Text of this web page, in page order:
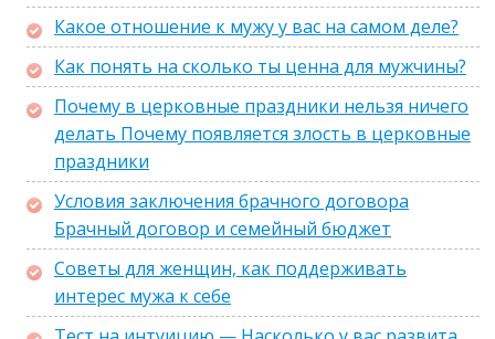
Какое отношение к мужу у вас на самом деле?
Как понять на сколько ты ценна для мужчины?
Почему в церковные праздники нельзя ничего
делать Почему появляется злость в церковные
праздники
Условия заключения брачного договора
Брачный договор и семейный бюджет
Советы для женщин, как поддерживать
интерес мужа к себе